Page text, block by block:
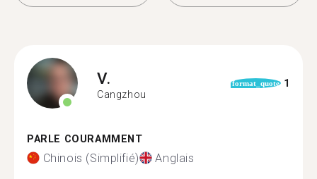
V.
Cangzhou
format_quote 1
PARLE COURAMMENT
Chinois (Simplifié) Anglais